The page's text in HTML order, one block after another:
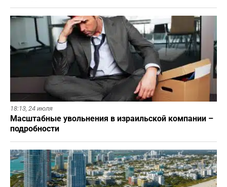
18:13, 24 июля
Масштабные увольнения в израильской компании –
подробности